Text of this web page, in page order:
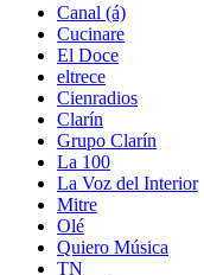
Canal (á)
Cucinare
El Doce
eltrece
Cienradios
Clarín
Grupo Clarín
La 100
La Voz del Interior
Mitre
Olé
Quiero Música
TN